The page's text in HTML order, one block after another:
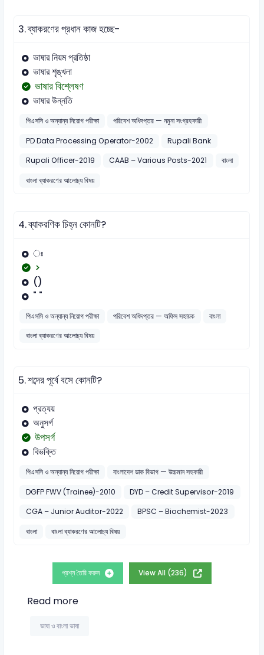
3.ব্যাকরণের প্রধান কাজ হচ্ছে-
ভাষার নিয়ম প্রতিষ্ঠা
ভাষার শৃঙ্খলা
ভাষার বিশ্লেষণ
ভাষার উন্নতি
পিএসসি ও অন্যান্য নিয়োগ পরীক্ষা
পরিবেশ অধিদপ্তর — নমুনা সংগ্রহকারী
PD Data Processing Operator-2002
Rupali Bank
Rupali Officer-2019
CAAB – Various Posts-2021
বাংলা
বাংলা ব্যাকরণের আলোচ্য বিষয়
4.ব্যাকরণিক চিহ্ন কোনটি?
ঃ
>
()
" "
পিএসসি ও অন্যান্য নিয়োগ পরীক্ষা পরিবেশ অধিদপ্তর — অফিস সহায়ক
বাংলা
বাংলা ব্যাকরণের আলোচ্য বিষয়
5.শব্দের পূর্বে বসে কোনটি?
প্রত্যয়
অনুসর্গ
উপসর্গ
বিভক্তি
পিএসসি ও অন্যান্য নিয়োগ পরীক্ষা
বাংলাদেশ ডাক বিভাগ — উচ্চমান সহকারী
DGFP FWV (Trainee)-2010
DYD – Credit Supervisor-2019
CGA – Junior Auditor-2022
BPSC – Biochemist-2023
বাংলা
বাংলা ব্যাকরণের আলোচ্য বিষয়
প্রশ্ন তৈরি করুন View All (236)
Read more
ভাষা ও বাংলা ভাষা